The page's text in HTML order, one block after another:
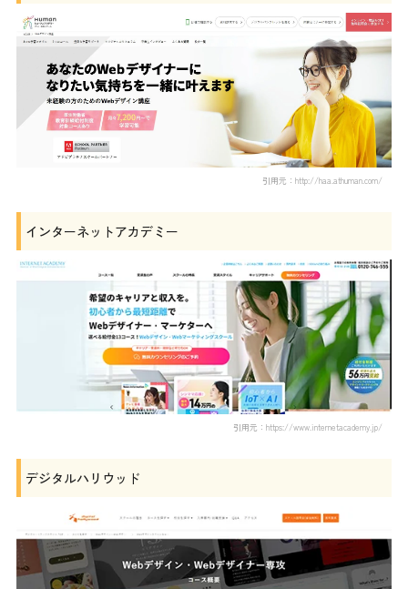
引用元：http://haa.athuman.com/
インターネットアカデミー
引用元：https://www.internetacademy.jp/
デジタルハリウッド